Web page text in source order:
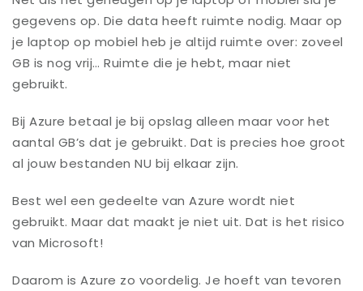
gegevens op. Die data heeft ruimte nodig. Maar op
je laptop op mobiel heb je altijd ruimte over: zoveel
GB is nog vrij… Ruimte die je hebt, maar niet
gebruikt.
Bij Azure betaal je bij opslag alleen maar voor het
aantal GB’s dat je gebruikt. Dat is precies hoe groot
al jouw bestanden NU bij elkaar zijn.
Best wel een gedeelte van Azure wordt niet
gebruikt. Maar dat maakt je niet uit. Dat is het risico
van Microsoft!
Daarom is Azure zo voordelig. Je hoeft van tevoren